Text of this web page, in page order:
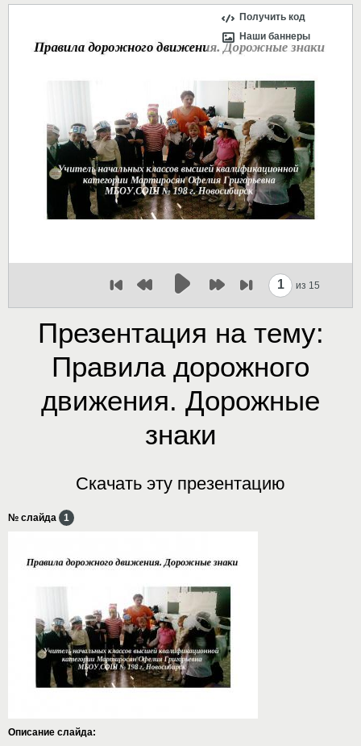
Получить код
Наши баннеры
1 из 15
Презентация на тему:
Правила дорожного
движения. Дорожные
знаки
Скачать эту презентацию
№ слайда 1
Описание слайда: